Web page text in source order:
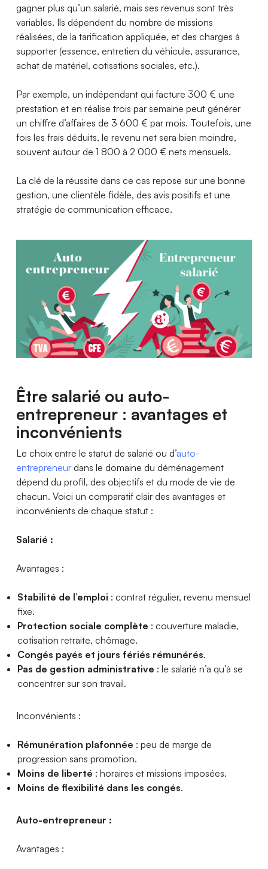
gagner plus qu’un salarié, mais ses revenus sont très
variables. Ils dépendent du nombre de missions
réalisées, de la tarification appliquée, et des charges à
supporter (essence, entretien du véhicule, assurance,
achat de matériel, cotisations sociales, etc.).
Par exemple, un indépendant qui facture 300 € une
prestation et en réalise trois par semaine peut générer
un chiffre d’affaires de 3 600 € par mois. Toutefois, une
fois les frais déduits, le revenu net sera bien moindre,
souvent autour de 1 800 à 2 000 € nets mensuels.
La clé de la réussite dans ce cas repose sur une bonne
gestion, une clientèle fidèle, des avis positifs et une
stratégie de communication efficace.
Être salarié ou auto-
entrepreneur : avantages et
inconvénients
Le choix entre le statut de salarié ou d’auto-
entrepreneurdans le domaine du déménagement
dépend du profil, des objectifs et du mode de vie de
chacun. Voici un comparatif clair des avantages et
inconvénients de chaque statut :
Salarié :
Avantages :
Stabilité de l’emploi : contrat régulier, revenu mensuel
fixe.
Protection sociale complète : couverture maladie,
cotisation retraite, chômage.
Congés payés et jours fériés rémunérés.
Pas de gestion administrative : le salarié n’a qu’à se
concentrer sur son travail.
Inconvénients :
Rémunération plafonnée : peu de marge de
progression sans promotion.
Moins de liberté : horaires et missions imposées.
Moins de flexibilité dans les congés.
Auto-entrepreneur :
Avantages :